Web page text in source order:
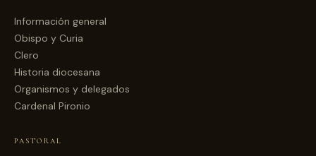
Información general
Obispo y Curia
Clero
Historia diocesana
Organismos y delegados
Cardenal Pironio
PASTORAL